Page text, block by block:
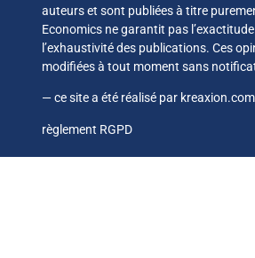
auteurs et sont publiées à titre
Economics ne garantit pas
l’exhaustivité des publications. Ces
modifiées à tout moment sans
— ce site a été réalisé par kreaxion.com
règlement RGPD